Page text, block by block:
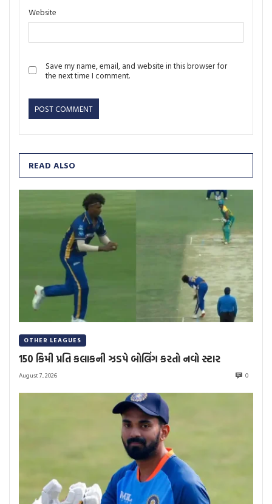
Website
Save my name, email, and website in this browser for
the next time I comment.
READ ALSO
OTHER LEAGUES
150 કિમી પ્રતિ કલાકની ઝડપે બોલિંગ કરતો નવો સ્ટાર
August 7, 2026 0